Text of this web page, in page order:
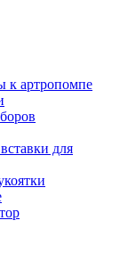
к артропомпе
для